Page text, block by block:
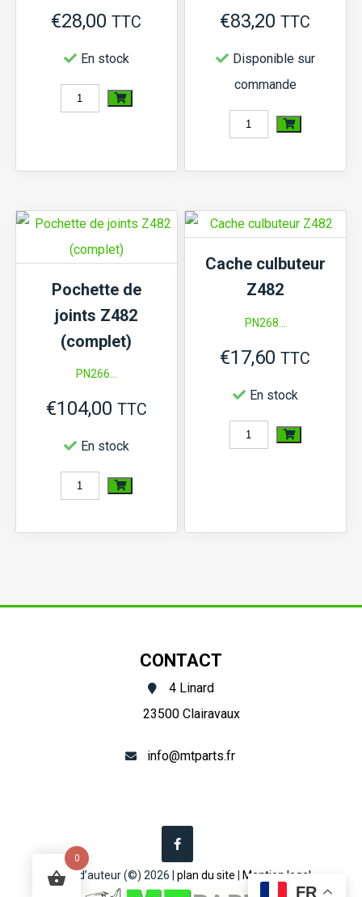
€28,00 TTC
En stock
quantité
de
Z482
€83,20 TTC
Disponible sur
commande
quantité
Bielle
Pochette de
joints Z482
(complet)
PN266...
€104,00 TTC
En stock
quantité
Pochette
Z482
Cache culbuteur
Z482
PN268...
€17,60 TTC
En stock
quantité
Z482
CONTACT
4 Linard
23500 Clairavaux
info@mtparts.fr
Droit d’auteur (©) 2026 | plan du site Mention legal
FR
0